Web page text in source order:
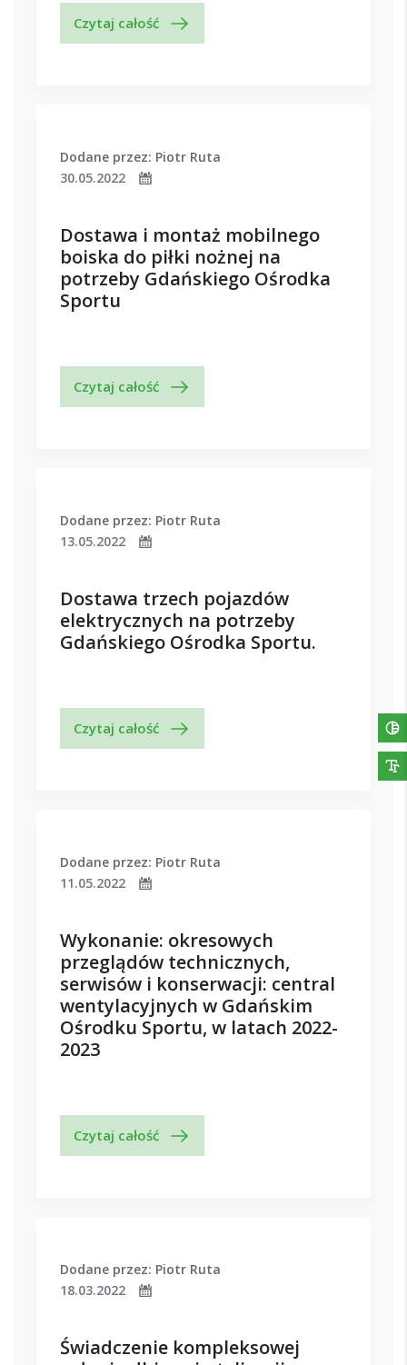
Czytaj całość
Dodane przez: Piotr Ruta
30.05.2022
Dostawa i montaż mobilnego
boiska do piłki nożnej na
potrzeby Gdańskiego Ośrodka
Sportu
Czytaj całość
Dodane przez: Piotr Ruta
13.05.2022
Dostawa trzech pojazdów
elektrycznych na potrzeby
Gdańskiego Ośrodka Sportu.
Czytaj całość
Dodane przez: Piotr Ruta
11.05.2022
Wykonanie: okresowych
przeglądów technicznych,
serwisów i konserwacji: central
wentylacyjnych w Gdańskim
Ośrodku Sportu, w latach 2022-
2023
Czytaj całość
Dodane przez: Piotr Ruta
18.03.2022
Świadczenie kompleksowej